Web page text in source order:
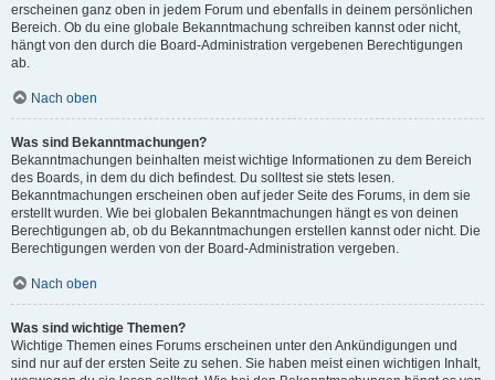
erscheinen ganz oben in jedem Forum und ebenfalls in deinem persönlichen
Bereich. Ob du eine globale Bekanntmachung schreiben kannst oder nicht,
hängt von den durch die Board-Administration vergebenen Berechtigungen
ab.
Nach oben
Was sind Bekanntmachungen?
Bekanntmachungen beinhalten meist wichtige Informationen zu dem Bereich
des Boards, in dem du dich befindest. Du solltest sie stets lesen.
Bekanntmachungen erscheinen oben auf jeder Seite des Forums, in dem sie
erstellt wurden. Wie bei globalen Bekanntmachungen hängt es von deinen
Berechtigungen ab, ob du Bekanntmachungen erstellen kannst oder nicht. Die
Berechtigungen werden von der Board-Administration vergeben.
Nach oben
Was sind wichtige Themen?
Wichtige Themen eines Forums erscheinen unter den Ankündigungen und
sind nur auf der ersten Seite zu sehen. Sie haben meist einen wichtigen Inhalt,